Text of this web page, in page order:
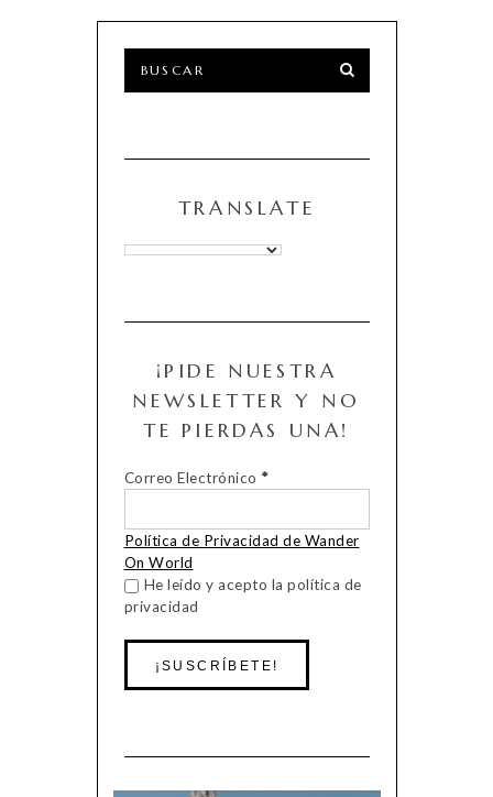
TRANSLATE
¡PIDE NUESTRA
NEWSLETTER Y NO
TE PIERDAS UNA!
Correo Electrónico *
Política de Privacidad de Wander
On World
He leído y acepto la política de
privacidad